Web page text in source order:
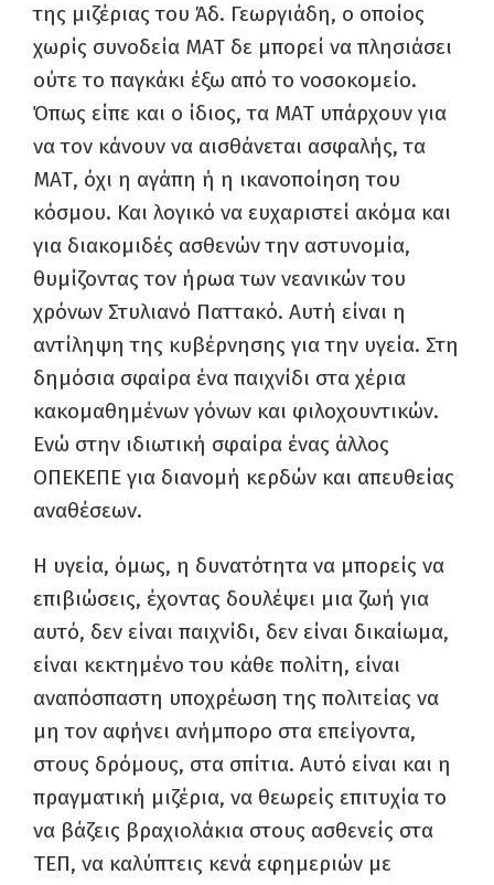
της μιζέριας του Άδ. Γεωργιάδη, ο οποίος
χωρίς συνοδεία ΜΑΤ δε μπορεί να πλησιάσει
ούτε το παγκάκι έξω από το νοσοκομείο.
Όπως είπε και ο ίδιος, τα ΜΑΤ υπάρχουν για
να τον κάνουν να αισθάνεται ασφαλής, τα
ΜΑΤ, όχι η αγάπη ή η ικανοποίηση του
κόσμου. Και λογικό να ευχαριστεί ακόμα και
για διακομιδές ασθενών την αστυνομία,
θυμίζοντας τον ήρωα των νεανικών του
χρόνων Στυλιανό Παττακό. Αυτή είναι η
αντίληψη της κυβέρνησης για την υγεία. Στη
δημόσια σφαίρα ένα παιχνίδι στα χέρια
κακομαθημένων γόνων και φιλοχουντικών.
Ενώ στην ιδιωτική σφαίρα ένας άλλος
ΟΠΕΚΕΠΕ για διανομή κερδών και απευθείας
αναθέσεων.
Η υγεία, όμως, η δυνατότητα να μπορείς να
επιβιώσεις, έχοντας δουλέψει μια ζωή για
αυτό, δεν είναι παιχνίδι, δεν είναι δικαίωμα,
είναι κεκτημένο του κάθε πολίτη, είναι
αναπόσπαστη υποχρέωση της πολιτείας να
μη τον αφήνει ανήμπορο στα επείγοντα,
στους δρόμους, στα σπίτια. Αυτό είναι και η
πραγματική μιζέρια, να θεωρείς επιτυχία το
να βάζεις βραχιολάκια στους ασθενείς στα
ΤΕΠ, να καλύπτεις κενά εφημεριών με